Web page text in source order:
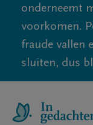
onderneemt
voorkomen.
fraude vallen
sluiten, dus